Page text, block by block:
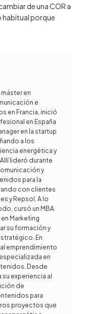
de una COR a
habitual porque
en
e
en Francia, inició
en España
en la startup
a los
energética y
lideró durante
y
para la
con clientes
y Repsol. A lo
cursó un MBA
Marketing
su formación y
En
emprendimiento
en
Desde
experiencia al
de
para
proyectos que